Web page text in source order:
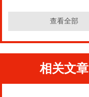
查看全部
相关文章